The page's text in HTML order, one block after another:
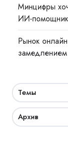
Минцифры
ИИ-
Рынок
замедлением
Темы
Архив